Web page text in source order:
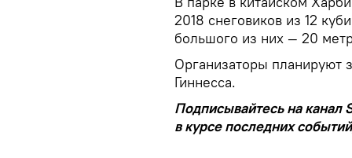
2018 снеговиков из 12
большого из них — 20
Организаторы планируют
Гиннесса.
Подписывайтесь на канал
в курсе последних